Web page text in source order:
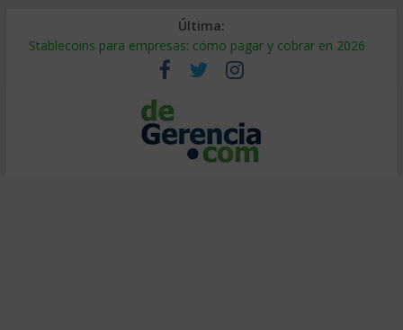
Última:
Stablecoins para empresas: cómo pagar y cobrar en 2026
Despido silencioso: qué es y por qué sale tan caro
IA en selección de personal: cómo auditarla a tiempo
Trabajo forzoso en la cadena de suministro: qué hacer
Mercado hispano de EE. UU.: cómo segmentarlo y venderle